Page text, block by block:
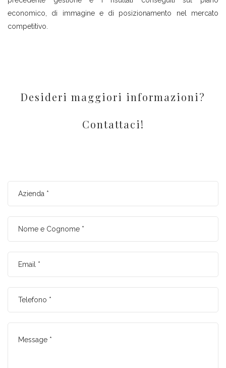
economico, di immagine e di posizionamento nel mercato
competitivo.
Desideri maggiori informazioni?
Contattaci!